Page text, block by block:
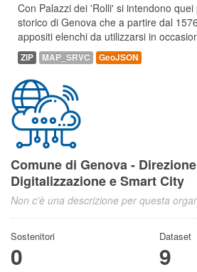
Con Palazzi dei 'Rolli' si intendono
storico di Genova che a partire dal
appositi elenchi da utilizzarsi in
ZIP MAP_SRVC GeoJSON
Comune di Genova -
Digitalizzazione e Smart City
Non c'è una descrizione per questa
Sostenitori
0
Dataset
9